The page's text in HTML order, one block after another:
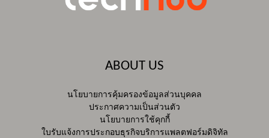
ABOUT US
นโยบายการคุ้มครองข้อมูลส่วนบุคคล
ประกาศความเป็นส่วนตัว
นโยบายการใช้คุกกี้
ใบรับแจ้งการประกอบธุรกิจบริการแพลตฟอร์มดิจิทัล